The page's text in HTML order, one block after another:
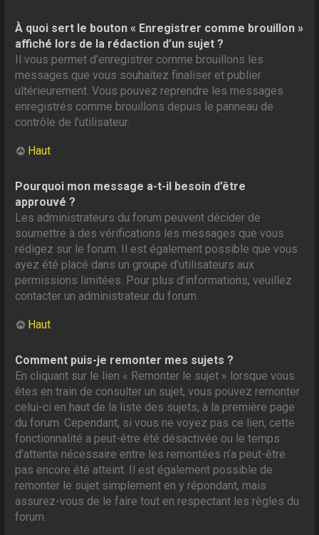
À quoi sert le bouton « Enregistrer comme brouillon »
affiché lors de la rédaction d’un sujet ?
Il vous permet d’enregistrer comme brouillons les
messages que vous souhaitez finaliser et publier
ultérieurement. Vous pouvez reprendre les messages
enregistrés comme brouillons depuis le panneau de
contrôle de l’utilisateur.
Haut
Pourquoi mon message a-t-il besoin d’être
approuvé ?
Les administrateurs du forum peuvent décider de
soumettre à des vérifications les messages que vous
rédigez sur le forum. Il est également possible que vous
ayez été placé dans un groupe d’utilisateurs aux
permissions limitées. Pour plus d’informations, veuillez
contacter un administrateur du forum.
Haut
Comment puis-je remonter mes sujets ?
En cliquant sur le lien « Remonter le sujet » lorsque vous
êtes en train de consulter un sujet, vous pouvez remonter
celui-ci en haut de la liste des sujets, à la première page
du forum. Cependant, si vous ne voyez pas ce lien, cette
fonctionnalité a peut-être été désactivée ou le temps
d’attente nécessaire entre les remontées n’a peut-être
pas encore été atteint. Il est également possible de
remonter le sujet simplement en y répondant, mais
assurez-vous de le faire tout en respectant les règles du
forum.